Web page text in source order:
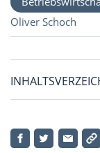
Oliver Schoch
Was